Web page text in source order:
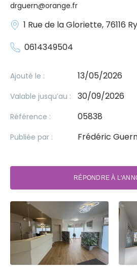
drguern@orange.fr
RÉPONDRE À
1 Rue de la Gloriette, 76116
0614349504
Ajouté le : 13/05/2026
Valable jusqu’au : 30/09/2026
Référence : 05838
Publiée par : Frédéric